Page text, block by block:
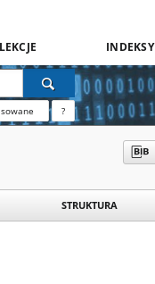
INDEKSY
?
STRUKTURA